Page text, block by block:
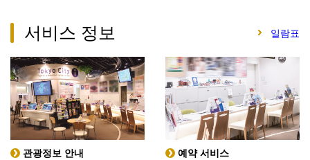
서비스 정보 일람표
관광정보 안내
예약 서비스